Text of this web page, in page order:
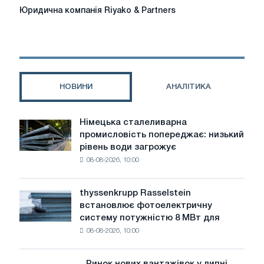
Юридична
компанія
Юридична компанія Riyako & Partners
НОВИНИ АНАЛІТИКА
Німецька
сталеливарна
промисловість
води
загрожує
безпеці
Німецька сталеливарна
промисловість попереджає: низький
рівень води загрожує
08-08-2026, 10:00
thyssenkrupp
Rasselstein
встановлює
фотоелектричну
thyssenkrupp Rasselstein
встановлює фотоелектричну
систему потужністю 8 МВт для
08-08-2026, 10:00